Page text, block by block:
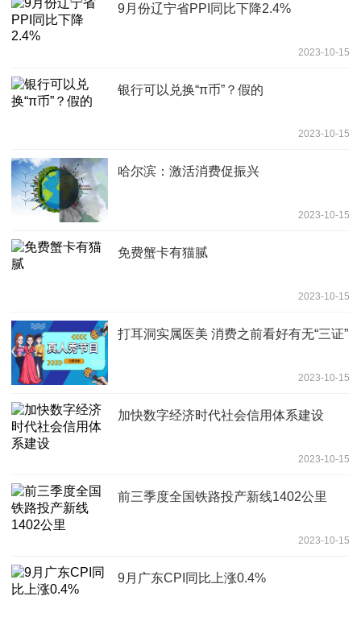
9月份辽宁省PPI同比下降2.4%
2023-10-15
银行可以兑换“π币”？假的
2023-10-15
哈尔滨：激活消费促振兴
2023-10-15
免费蟹卡有猫腻
2023-10-15
打耳洞实属医美 消费之前看好有无“三证”
2023-10-15
加快数字经济时代社会信用体系建设
2023-10-15
前三季度全国铁路投产新线1402公里
2023-10-15
9月广东CPI同比上涨0.4%